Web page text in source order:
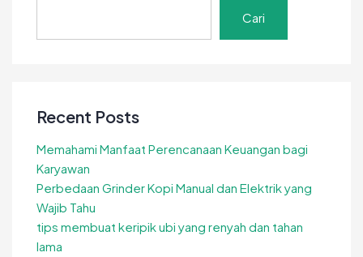
Cari
Recent Posts
Memahami Manfaat Perencanaan Keuangan bagi
Karyawan
Perbedaan Grinder Kopi Manual dan Elektrik yang
Wajib Tahu
tips membuat keripik ubi yang renyah dan tahan
lama